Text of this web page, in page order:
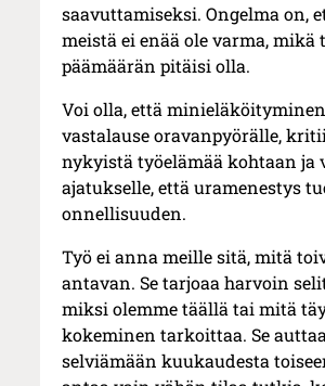
saavuttamiseksi. Ongelma on,
meistä ei enää ole varma, mikä
päämäärän pitäisi olla.
Voi olla, että
vastalause oravanpyörälle,
nykyistä työelämää kohtaan ja
ajatukselle, että uramenestys
onnellisuuden.
Työ ei anna meille sitä, mitä
antavan. Se tarjoaa harvoin
miksi olemme täällä tai mitä
kokeminen tarkoittaa. Se
selviämään kuukaudesta